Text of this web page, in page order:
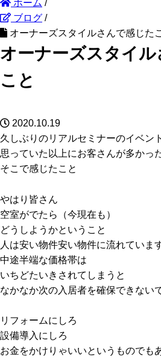
ホーム /
ブログ /
オーナーズスタイルさんで感じた
オーナーズスタイ
こと
2020.10.19
久しぶりのリアルセミナーのイベント
思っていた以上にお客さんが多かっ
そこで感じたこと
やはり皆さん
空室がでたら（今現在も）
どうしようかということ
人は安い物件安い物件に流れていま
中途半端な価格帯は
いちどたいきされてしまうと
なかなか次の入居者を確保できない
リフォームにしろ
設備導入にしろ
お金をかけりゃいいというものでも